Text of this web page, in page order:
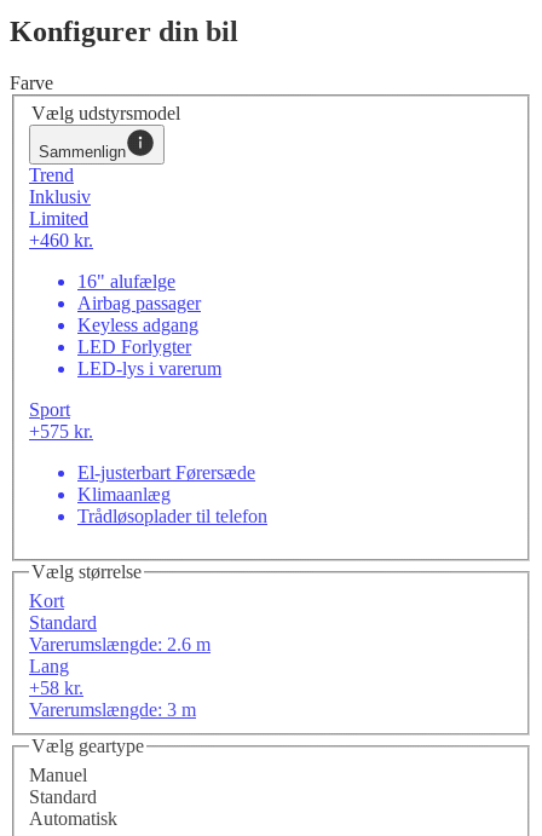
Konfigurer din bil
Farve
Vælg udstyrsmodel
Sammenlign
Trend
Inklusiv
Limited
+460 kr.
16" alufælge
Airbag passager
Keyless adgang
LED Forlygter
LED-lys i varerum
Sport
+575 kr.
El-justerbart Førersæde
Klimaanlæg
Trådløsoplader til telefon
Vælg størrelse
Kort
Standard
Varerumslængde: 2.6 m
Lang
+58 kr.
Varerumslængde: 3 m
Vælg geartype
Manuel
Standard
Automatisk